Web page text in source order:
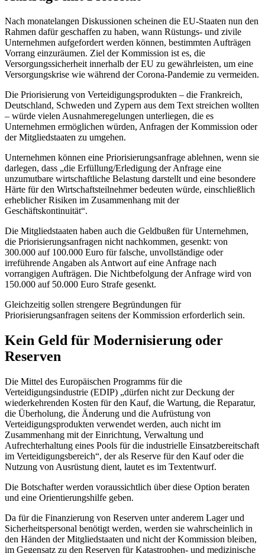
Nach monatelangen Diskussionen scheinen die EU-Staaten nun den
Rahmen dafür geschaffen zu haben, wann Rüstungs- und zivile
Unternehmen aufgefordert werden können, bestimmten Aufträgen
Vorrang einzuräumen. Ziel der Kommission ist es, die
Versorgungssicherheit innerhalb der EU zu gewährleisten, um eine
Versorgungskrise wie während der Corona-Pandemie zu vermeiden.
Die Priorisierung von Verteidigungsprodukten – die Frankreich,
Deutschland, Schweden und Zypern aus dem Text streichen wollten
– würde vielen Ausnahmeregelungen unterliegen, die es
Unternehmen ermöglichen würden, Anfragen der Kommission oder
der Mitgliedstaaten zu umgehen.
Unternehmen können eine Priorisierungsanfrage ablehnen, wenn sie
darlegen, dass „die Erfüllung/Erledigung der Anfrage eine
unzumutbare wirtschaftliche Belastung darstellt und eine besondere
Härte für den Wirtschaftsteilnehmer bedeuten würde, einschließlich
erheblicher Risiken im Zusammenhang mit der
Geschäftskontinuität“.
Die Mitgliedstaaten haben auch die Geldbußen für Unternehmen,
die Priorisierungsanfragen nicht nachkommen, gesenkt: von
300.000 auf 100.000 Euro für falsche, unvollständige oder
irreführende Angaben als Antwort auf eine Anfrage nach
vorrangigen Aufträgen. Die Nichtbefolgung der Anfrage wird von
150.000 auf 50.000 Euro Strafe gesenkt.
Gleichzeitig sollen strengere Begründungen für
Priorisierungsanfragen seitens der Kommission erforderlich sein.
Kein Geld für Modernisierung oder
Reserven
Die Mittel des Europäischen Programms für die
Verteidigungsindustrie (EDIP) „dürfen nicht zur Deckung der
wiederkehrenden Kosten für den Kauf, die Wartung, die Reparatur,
die Überholung, die Änderung und die Aufrüstung von
Verteidigungsprodukten verwendet werden, auch nicht im
Zusammenhang mit der Einrichtung, Verwaltung und
Aufrechterhaltung eines Pools für die industrielle Einsatzbereitschaft
im Verteidigungsbereich“, der als Reserve für den Kauf oder die
Nutzung von Ausrüstung dient, lautet es im Textentwurf.
Die Botschafter werden voraussichtlich über diese Option beraten
und eine Orientierungshilfe geben.
Da für die Finanzierung von Reserven unter anderem Lager und
Sicherheitspersonal benötigt werden, werden sie wahrscheinlich in
den Händen der Mitgliedstaaten und nicht der Kommission bleiben,
im Gegensatz zu den Reserven für Katastrophen- und medizinische